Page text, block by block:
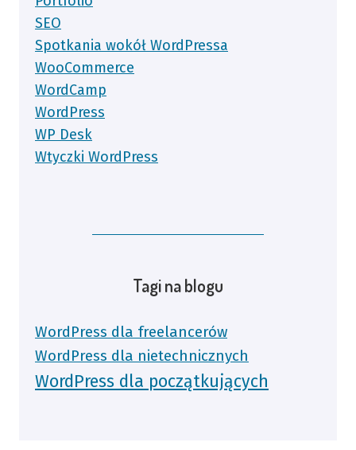
SEO
Spotkania wokół WordPressa
WooCommerce
WordCamp
WordPress
WP Desk
Wtyczki WordPress
Tagi na blogu
WordPress dla freelancerów
WordPress dla nietechnicznych
WordPress dla początkujących